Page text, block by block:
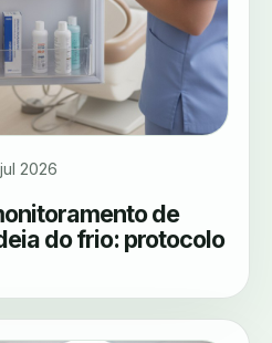
2026
de
do frio: protocolo